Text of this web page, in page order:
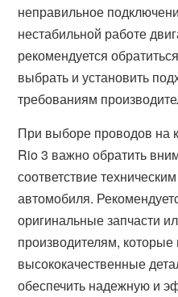
неправильное
нестабильной работе
рекомендуется
выбрать и установить
требованиям
При выборе проводов на
Rio 3 важно обратить
соответствие
автомобиля.
оригинальные запчасти
производителям,
высококачественные
обеспечить надежную и